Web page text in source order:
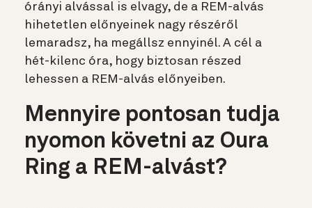
órányi alvással is elvagy, de a REM-alvás
hihetetlen előnyeinek nagy részéről
lemaradsz, ha megállsz ennyinél. A cél a
hét-kilenc óra, hogy biztosan részed
lehessen a REM-alvás előnyeiben.
Mennyire pontosan tudja
nyomon követni az Oura
Ring a REM-alvást?